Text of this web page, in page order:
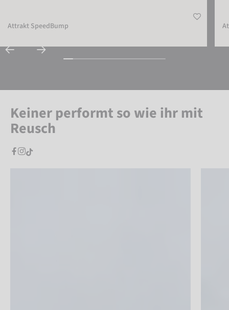
Attrakt SpeedBump
Keiner performt so wie ihr mit
Reusch